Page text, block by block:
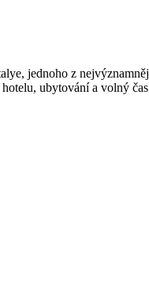
jednoho z
ubytování a volný